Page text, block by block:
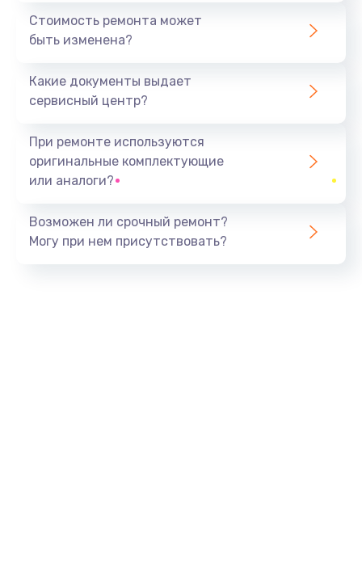
1440 руб.
Ремонт южного моста
Замена батарейки BIOS
Заказать
Стоимость ремонта может
быть изменена?
Какие документы выдает
сервисный центр?
При ремонте используются
оригинальные комплектующие
или аналоги?
Возможен ли срочный ремонт?
Могу при нем присутствовать?